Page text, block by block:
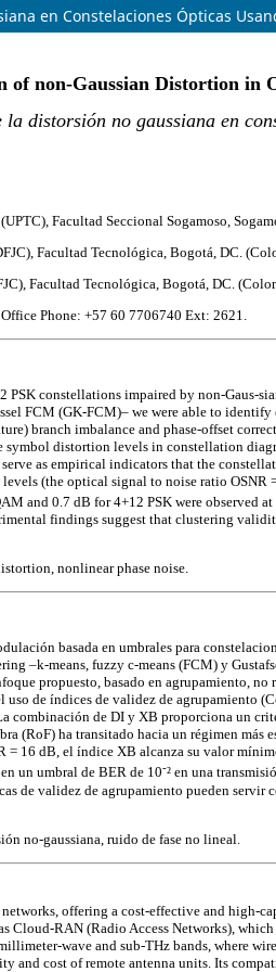
en Constelaciones Ópticas